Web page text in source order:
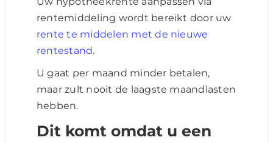
rentemiddeling wordt bereikt door uw
rente te middelen met de nieuwe
rentestand.
U gaat per maand minder betalen,
maar zult nooit de laagste maandlasten
hebben.
Dit komt omdat u een